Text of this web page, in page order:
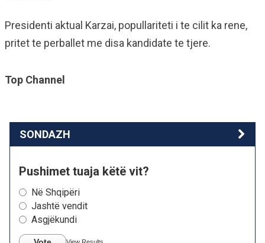
Presidenti aktual Karzai, popullariteti i te cilit ka rene,
pritet te perballet me disa kandidate te tjere.
Top Channel
SONDAZH
Pushimet tuaja këtë vit?
Në Shqipëri
Jashtë vendit
Asgjëkundi